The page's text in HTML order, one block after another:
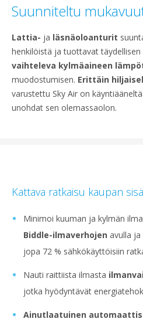
Suunniteltu
Lattia- ja läsnäoloanturit
henkilöistä ja tuottavat täydellisen
vaihteleva kylmäaineen
muodostumisen. Erittäin
varustettu Sky Air on
unohdat sen olemassaolon.
Kattava ratkaisu kaupan
Minimoi kuuman ja kylmän
Biddle-ilmaverhojen avulla
jopa 72 % sähkökäyttöisiin
Nauti raittiista ilmasta
jotka hyödyntävät
Ainutlaatuinen